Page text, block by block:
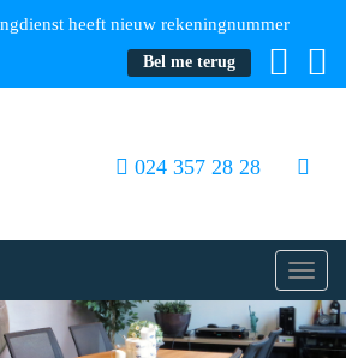
heeft nieuw rekeningnummer
Bel me terug
024 357 28 28